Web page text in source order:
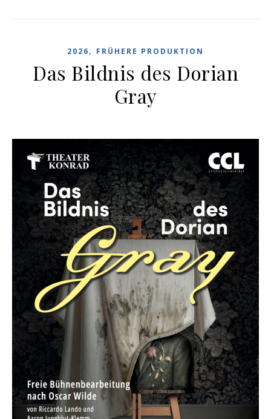
2026, FRÜHERE PRODUKTION
Das Bildnis des Dorian
Gray